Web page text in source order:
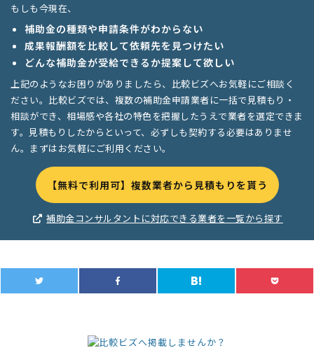
もしも今現在、
補助金の種類や申請条件がわからない
成果報酬額を比較して依頼先を見つけたい
どんな補助金が受給できるか提案して欲しい
上記のようなお困りがありましたら、比較ビズへお気軽にご相談く
ださい。比較ビズでは、複数の補助金申請業者に一括で見積もり・
相談ができ、相場感や各社の特色を把握したうえで業者を選定できま
す。見積もりしたからといって、必ずしも契約する必要はありませ
ん。まずはお気軽にご利用ください。
【無料で利用可】複数業者から見積もりを貰う
補助金コンサルタントに対応できる業者を一覧から探す